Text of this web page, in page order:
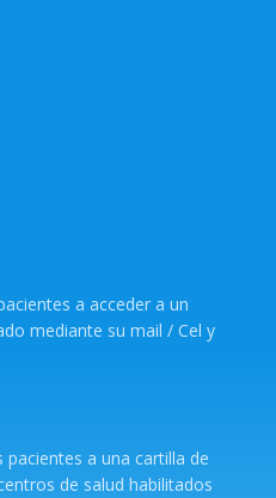
a acceder a un
mediante su mail / Cel y
pacientes a una cartilla de
de salud habilitados